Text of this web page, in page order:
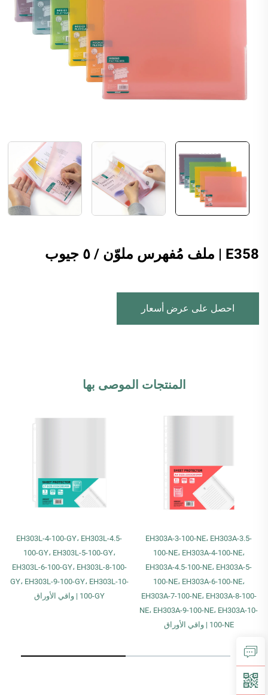
E358 | ملف مُفهرس ملوّن / ٥ جيوب
احصل على عرض أسعار
المنتجات الموصى بها
EH303A-3-100-NE، EH303A-3.5-
100-NE، EH303A-4-100-NE،
EH303A-4.5-100-NE، EH303A-5-
100-NE، EH303A-6-100-NE،
EH303A-7-100-NE، EH303A-8-100-
NE، EH303A-9-100-NE، EH303A-10-
100-NE | واقي الأوراق
EH303L-4-100-GY، EH303L-4.5-
100-GY، EH303L-5-100-GY،
EH303L-6-100-GY، EH303L-8-100-
GY، EH303L-9-100-GY، EH303L-10-
100-GY | واقي الأوراق